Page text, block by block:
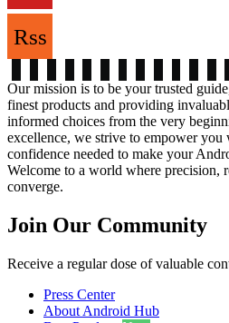
Rss
Our mission is to be your trusted
finest products and providing
informed choices from the very
excellence, we strive to empower
confidence needed to make your
Welcome to a world where precision,
converge.
Join Our Community
Receive a regular dose of valuable
Press Center
About Android Hub